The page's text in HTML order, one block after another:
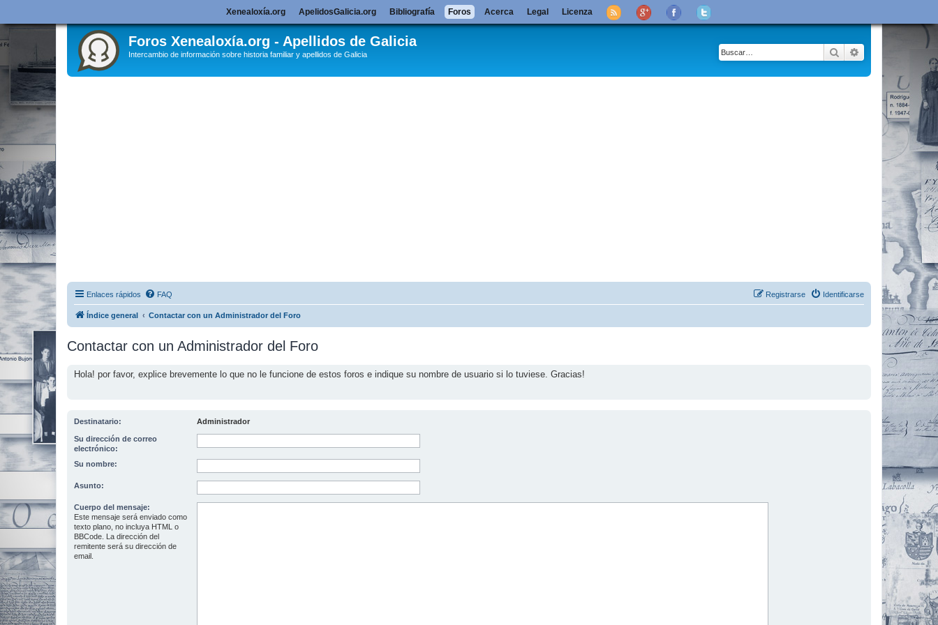
Foros Xenealoxía.org - Apellidos de Galicia
Intercambio de información sobre historia familiar y apellidos de Galicia Buscar Búsqueda
Enlaces rápidos FAQ Identificarse
Registrarse
Índice general Contactar con un Administrador del Foro
Contactar con un Administrador del Foro
Hola! por favor, explice brevemente lo que no le funcione de estos foros e indique su nombre de usuario si lo tuviese. Gracias!
Destinatario: Administrador
Su dirección de correo
electrónico:
Su nombre:
Asunto:
Cuerpo del mensaje:
Este mensaje será enviado como
texto plano, no incluya HTML o
BBCode. La dirección del
remitente será su dirección de
email.
Xenealoxía.org ApelidosGalicia.org Bibliografía Foros Acerca Legal Licenza